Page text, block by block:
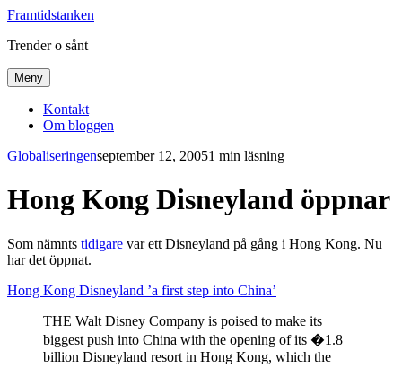
Framtidstanken
Trender o sånt
Meny
Kontakt
Om bloggen
Globaliseringenseptember 12, 20051 min läsning
Hong Kong Disneyland öppnar
Som nämnts tidigare var ett Disneyland på gång i Hong Kong. Nu
har det öppnat.
Hong Kong Disneyland ’a first step into China’
THE Walt Disney Company is poised to make its
biggest push into China with the opening of its �1.8
billion Disneyland resort in Hong Kong, which the